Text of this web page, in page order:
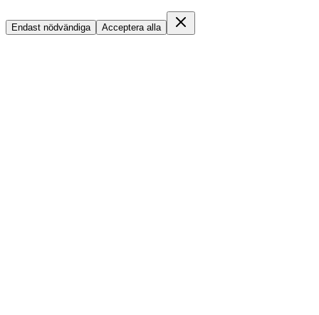
Endast nödvändiga Acceptera alla